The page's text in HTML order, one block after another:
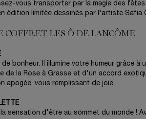
vous transporter par la magie des
édition limitée dessinés par l'artiste Safia
COFFRET LES Ô DE LANCÔME
bonheur. Il illumine votre humeur grâce à
de la Rose à Grasse et d'un accord
apogée, vous remplissant de joie.
sensation d'être au sommet du monde !